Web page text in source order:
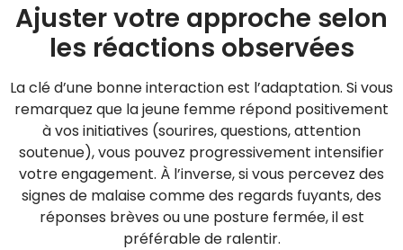
Ajuster votre approche selon
les réactions observées
La clé d’une bonne interaction est l’adaptation. Si vous
remarquez que la jeune femme répond positivement
à vos initiatives (sourires, questions, attention
soutenue), vous pouvez progressivement intensifier
votre engagement. À l’inverse, si vous percevez des
signes de malaise comme des regards fuyants, des
réponses brèves ou une posture fermée, il est
préférable de ralentir.